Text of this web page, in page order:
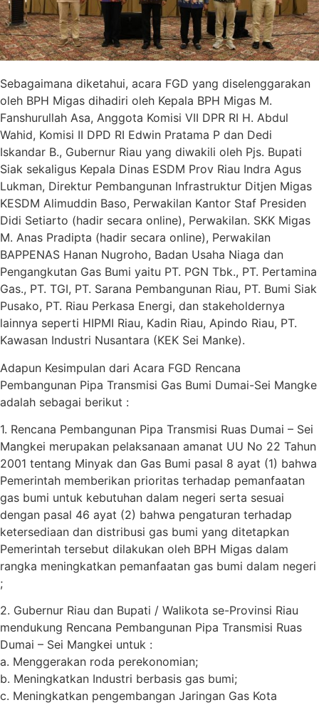
Sebagaimana diketahui, acara FGD yang diselenggarakan
oleh BPH Migas dihadiri oleh Kepala BPH Migas M.
Fanshurullah Asa, Anggota Komisi VII DPR RI H. Abdul
Wahid, Komisi II DPD RI Edwin Pratama P dan Dedi
Iskandar B., Gubernur Riau yang diwakili oleh Pjs. Bupati
Siak sekaligus Kepala Dinas ESDM Prov Riau Indra Agus
Lukman, Direktur Pembangunan Infrastruktur Ditjen Migas
KESDM Alimuddin Baso, Perwakilan Kantor Staf Presiden
Didi Setiarto (hadir secara online), Perwakilan. SKK Migas
M. Anas Pradipta (hadir secara online), Perwakilan
BAPPENAS Hanan Nugroho, Badan Usaha Niaga dan
Pengangkutan Gas Bumi yaitu PT. PGN Tbk., PT. Pertamina
Gas., PT. TGI, PT. Sarana Pembangunan Riau, PT. Bumi Siak
Pusako, PT. Riau Perkasa Energi, dan stakeholdernya
lainnya seperti HIPMI Riau, Kadin Riau, Apindo Riau, PT.
Kawasan Industri Nusantara (KEK Sei Manke).
Adapun Kesimpulan dari Acara FGD Rencana
Pembangunan Pipa Transmisi Gas Bumi Dumai-Sei Mangke
adalah sebagai berikut :
1. Rencana Pembangunan Pipa Transmisi Ruas Dumai – Sei
Mangkei merupakan pelaksanaan amanat UU No 22 Tahun
2001 tentang Minyak dan Gas Bumi pasal 8 ayat (1) bahwa
Pemerintah memberikan prioritas terhadap pemanfaatan
gas bumi untuk kebutuhan dalam negeri serta sesuai
dengan pasal 46 ayat (2) bahwa pengaturan terhadap
ketersediaan dan distribusi gas bumi yang ditetapkan
Pemerintah tersebut dilakukan oleh BPH Migas dalam
rangka meningkatkan pemanfaatan gas bumi dalam negeri
;
2. Gubernur Riau dan Bupati / Walikota se-Provinsi Riau
mendukung Rencana Pembangunan Pipa Transmisi Ruas
Dumai – Sei Mangkei untuk :
a. Menggerakan roda perekonomian;
b. Meningkatkan Industri berbasis gas bumi;
c. Meningkatkan pengembangan Jaringan Gas Kota